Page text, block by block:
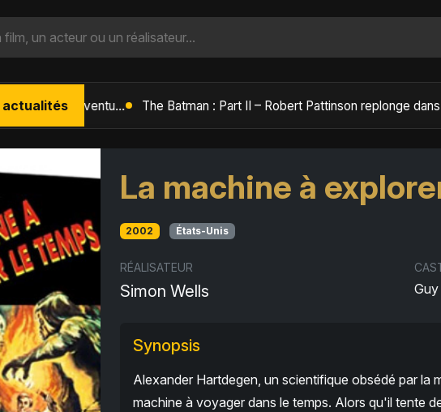
actualités L'Âge de Glace : Le Réveil du Volcan – Manny, Sid et Diego de retour pour une aventure explosive
La machine à
2002 États-Unis
RÉALISATEUR
Simon Wells
Synopsis
Alexander Hartdegen, un scientifique obsédé par la
machine à voyager dans le temps. Alors qu'il tente